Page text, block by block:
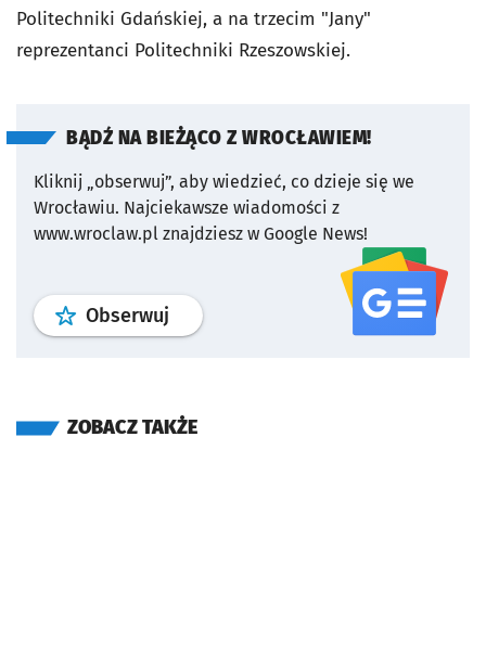
Politechniki Gdańskiej, a na trzecim "Jany"
reprezentanci Politechniki Rzeszowskiej.
BĄDŹ NA BIEŻĄCO Z WROCŁAWIEM!
Kliknij „obserwuj”, aby wiedzieć, co dzieje się we
Wrocławiu. Najciekawsze wiadomości z
www.wroclaw.pl znajdziesz w Google News!
Obserwuj profil serwisu
ZOBACZ TAKŻE